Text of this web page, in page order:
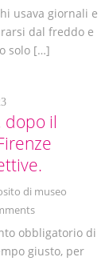
usava giornali e
dal freddo e
solo […]
dopo il
di museo
obbligatorio di
giusto, per